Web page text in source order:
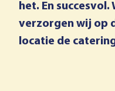
het. En succesvol.
verzorgen wij op
locatie de